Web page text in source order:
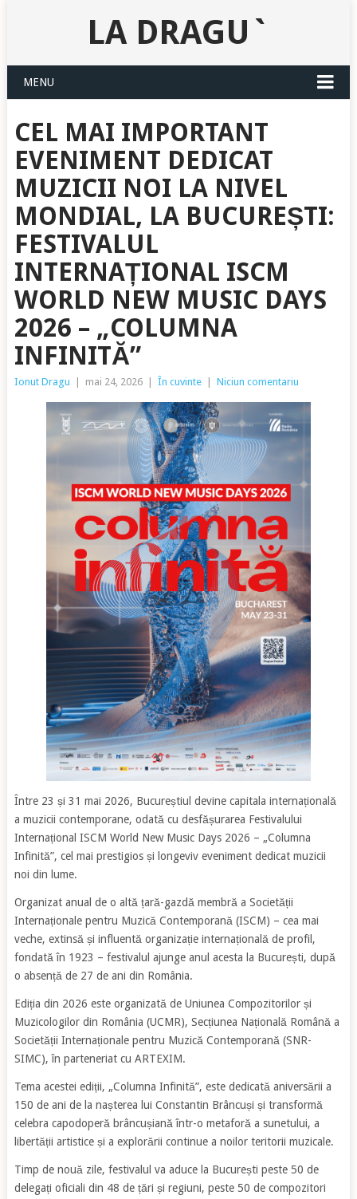
LA DRAGU`
MENU
CEL MAI IMPORTANT
EVENIMENT DEDICAT
MUZICII NOI LA NIVEL
MONDIAL, LA BUCUREȘTI:
FESTIVALUL
INTERNAȚIONAL ISCM
WORLD NEW MUSIC DAYS
2026 – „COLUMNA
INFINITĂ”
Ionut Dragu mai 24, 2026 În cuvinte Niciun comentariu
Între 23 și 31 mai 2026, Bucureștiul devine capitala internațională
a muzicii contemporane, odată cu desfășurarea Festivalului
Internațional ISCM World New Music Days 2026 – „Columna
Infinită”, cel mai prestigios și longeviv eveniment dedicat muzicii
noi din lume.
Organizat anual de o altă țară-gazdă membră a Societății
Internaționale pentru Muzică Contemporană (ISCM) – cea mai
veche, extinsă și influentă organizație internațională de profil,
fondată în 1923 – festivalul ajunge anul acesta la București, după
o absență de 27 de ani din România.
Ediția din 2026 este organizată de Uniunea Compozitorilor și
Muzicologilor din România (UCMR), Secțiunea Națională Română a
Societății Internaționale pentru Muzică Contemporană (SNR-
SIMC), în parteneriat cu ARTEXIM.
Tema acestei ediții, „Columna Infinită”, este dedicată aniversării a
150 de ani de la nașterea lui Constantin Brâncuși și transformă
celebra capodoperă brâncușiană într-o metaforă a sunetului, a
libertății artistice și a explorării continue a noilor teritorii muzicale.
Timp de nouă zile, festivalul va aduce la București peste 50 de
delegați oficiali din 48 de țări și regiuni, peste 50 de compozitori